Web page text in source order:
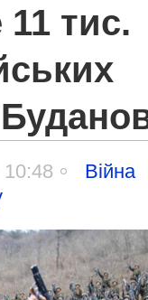
11 тис.
Війна